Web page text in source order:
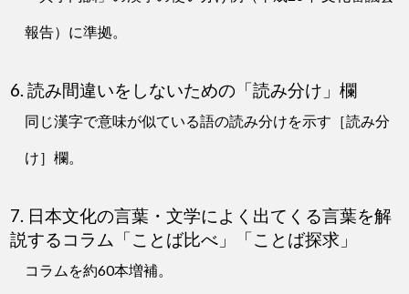
報告）に準拠。
6. 読み間違いをしないための「読み分け」欄
同じ漢字で意味が似ている語の読み分けを示す［読み分
け］欄。
7. 日本文化の言葉・文学によく出てくる言葉を解
説するコラム「ことば比べ」「ことば探求」
コラムを約60本増補。